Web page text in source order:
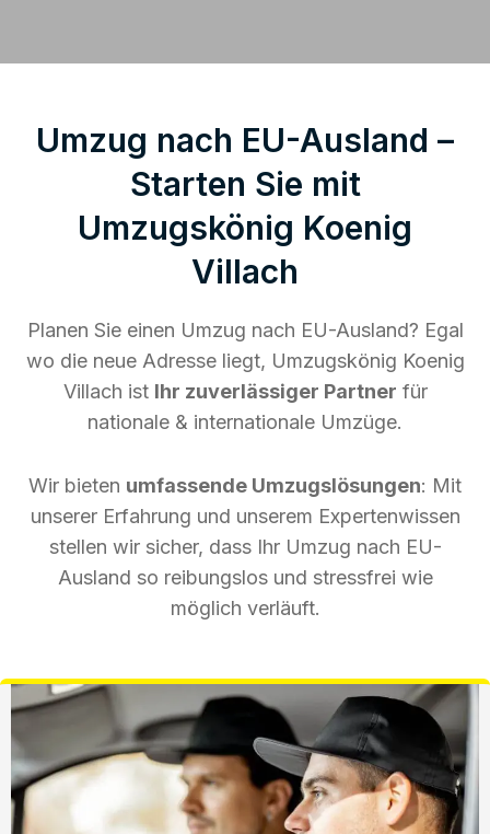
Umzug nach EU-Ausland –
Starten Sie mit
Umzugskönig Koenig
Villach
Planen Sie einen Umzug nach EU-Ausland? Egal
wo die neue Adresse liegt, Umzugskönig Koenig
Villach ist Ihr zuverlässiger Partner für
nationale & internationale Umzüge.
Wir bieten umfassende Umzugslösungen: Mit
unserer Erfahrung und unserem Expertenwissen
stellen wir sicher, dass Ihr Umzug nach EU-
Ausland so reibungslos und stressfrei wie
möglich verläuft.